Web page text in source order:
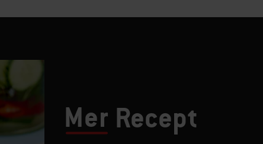
Mer Recept